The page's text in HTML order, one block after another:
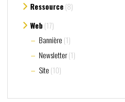
Ressource (8)
Web (17)
Bannière (1)
Newsletter(1)
Site (10)